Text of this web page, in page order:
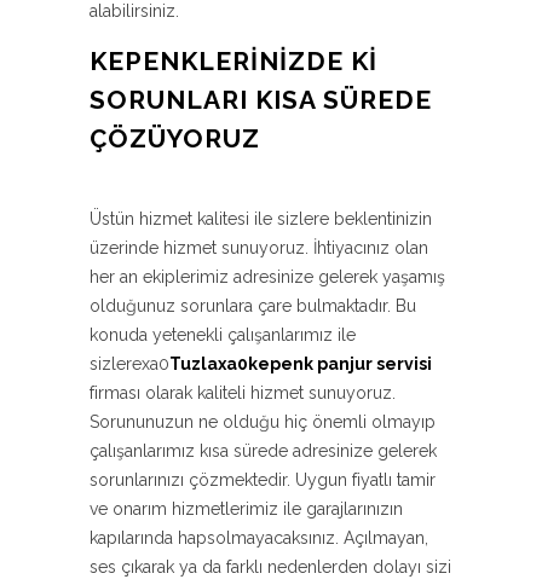
alabilirsiniz.
KEPENKLERINIZDE KI
SORUNLARI KISA SÜREDE
ÇÖZÜYORUZ
Üstün hizmet kalitesi ile sizlere beklentinizin
üzerinde hizmet sunuyoruz. İhtiyacınız olan
her an ekiplerimiz adresinize gelerek yaşamış
olduğunuz sorunlara çare bulmaktadır. Bu
konuda yetenekli çalışanlarımız ile
sizlerexa0Tuzlaxa0kepenk panjur servisi
firması olarak kaliteli hizmet sunuyoruz.
Sorununuzun ne olduğu hiç önemli olmayıp
çalışanlarımız kısa sürede adresinize gelerek
sorunlarınızı çözmektedir. Uygun fiyatlı tamir
ve onarım hizmetlerimiz ile garajlarınızın
kapılarında hapsolmayacaksınız. Açılmayan,
ses çıkarak ya da farklı nedenlerden dolayı sizi